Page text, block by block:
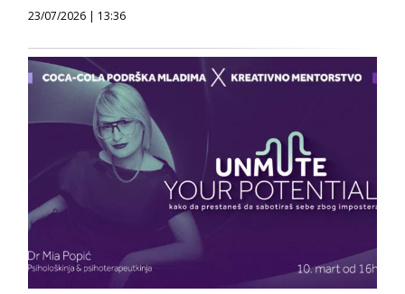
23/07/2026 | 13:36